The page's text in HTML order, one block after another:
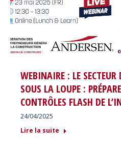
WEBINAIRE : LE
SOUS LA LOUPE :
CONTRÔLES FLASH DE
24/04/2025
Lire la suite